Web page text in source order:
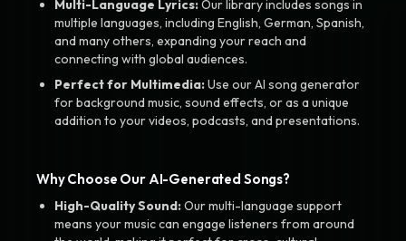
Multi-Language Lyrics:Our library includes songs in
multiple languages, including English, German, Spanish,
and many others, expanding your reach and
connecting with global audiences.
Perfect for Multimedia:Use our AI song generator
for background music, sound effects, or as a unique
addition to your videos, podcasts, and presentations.
Why Choose Our AI-Generated Songs?
High-Quality Sound:Our multi-language support
means your music can engage listeners from around